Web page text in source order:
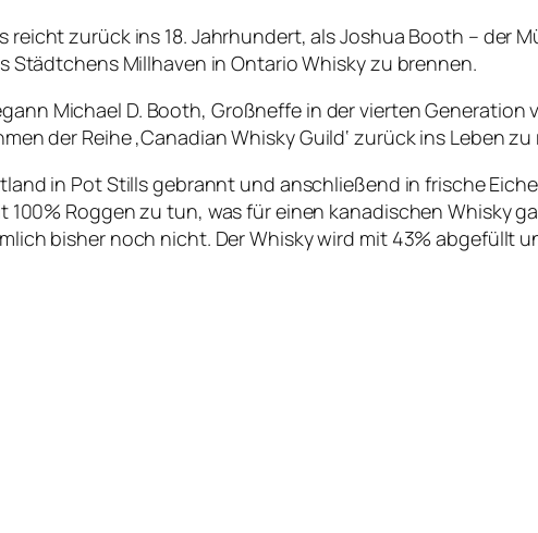
reicht zurück ins 18. Jahrhundert, als Joshua Booth – der
Städtchens Millhaven in Ontario Whisky zu brennen.
Michael D. Booth, Großneffe in der vierten
der Reihe ‚Canadian Whisky Guild‘ zurück ins Leben
in Pot Stills gebrannt und anschließend in frische
100% Roggen zu tun, was für einen kanadischen Whisky
bisher noch nicht. Der Whisky wird mit 43% abgefüllt